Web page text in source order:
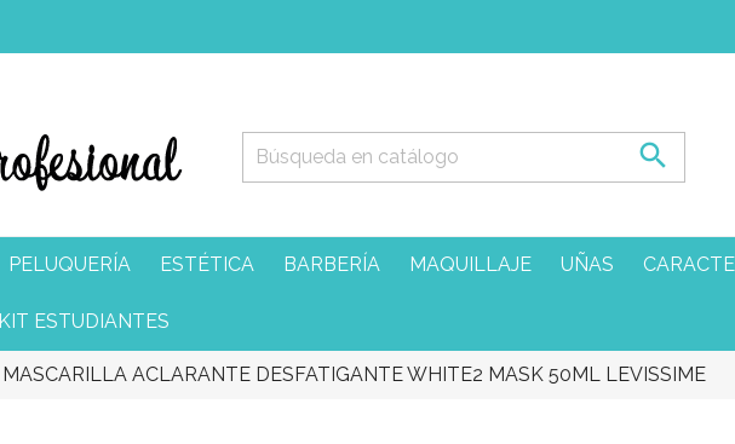

PELUQUERÍA ESTÉTICA BARBERÍA MAQUILLAJE UÑAS
KIT ESTUDIANTES
MASCARILLA ACLARANTE DESFATIGANTE WHITE2 MASK 50ML LEVISSIME